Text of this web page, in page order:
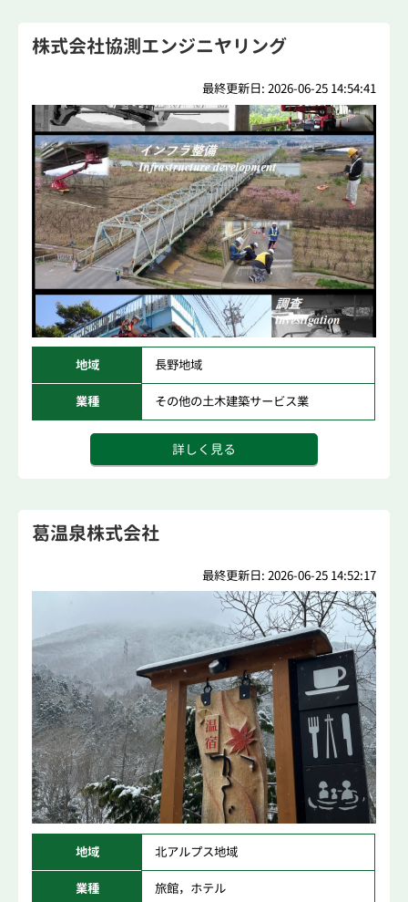
株式会社協測エンジニヤリング
最終更新日: 2026-06-25 14:54:41
地域 長野地域
業種 その他の土木建築サービス業
詳しく見る
葛温泉株式会社
最終更新日: 2026-06-25 14:52:17
地域 北アルプス地域
業種 旅館，ホテル